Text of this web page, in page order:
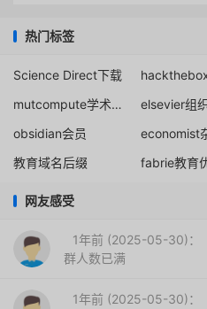
热门标签
Science Direct下载
mutcompute学术邮箱
obsidian会员
教育域名后缀
fabrie教育
网友感受
1年前 (2025-05-30)：
群人数已满
1年前 (2025-05-30)：